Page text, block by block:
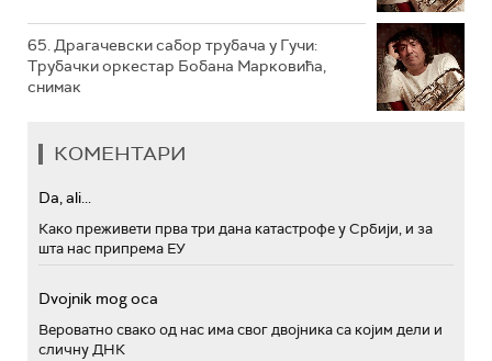
65. Драгачевски сабор трубача у Гучи:
Трубачки оркестар Бобана Марковића,
снимак
КОМЕНТАРИ
Da, ali...
Како преживети прва три дана катастрофе у Србији, и за
шта нас припрема ЕУ
Dvojnik mog oca
Вероватно свако од нас има свог двојника са којим дели и
сличну ДНК